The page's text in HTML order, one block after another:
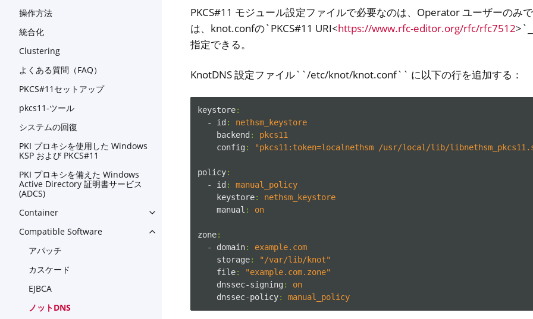
操作方法
統合化
Clustering
よくある質問（FAQ）
PKCS#11セットアップ
pkcs11-ツール
システムの回復
PKI プロキシを使用した Windows
KSP および PKCS#11
PKI プロキシを備えた Windows
Active Directory 証明書サービス
(ADCS)
Container
Toggle navigation of Container
Compatible Software
Toggle navigation of Compatible Software
アパッチ
カスケード
EJBCA
ノットDNS
PKCS#11 モジュール設定ファイルで必要なのは、Operator ユーザーのみ
は、knot.confの`PKCS#11 URI<https://www.rfc-editor.org/rfc/rfc7512
指定できる。
KnotDNS 設定ファイル``/etc/knot/knot.conf`` に以下の行を追加する：
keystore:
- id :
nethsm_keystore
backend :
pkcs11
config : "pkcs11:token=localnethsm /usr/local/lib/
policy:
- id :
manual_policy
keystore:
nethsm_keystore
manual : on
zone:
- domain:
example.com
storage:
"/var/lib/knot"
file:
"example.com.zone"
dnssec-signing :
on
dnssec-policy: manual_policy